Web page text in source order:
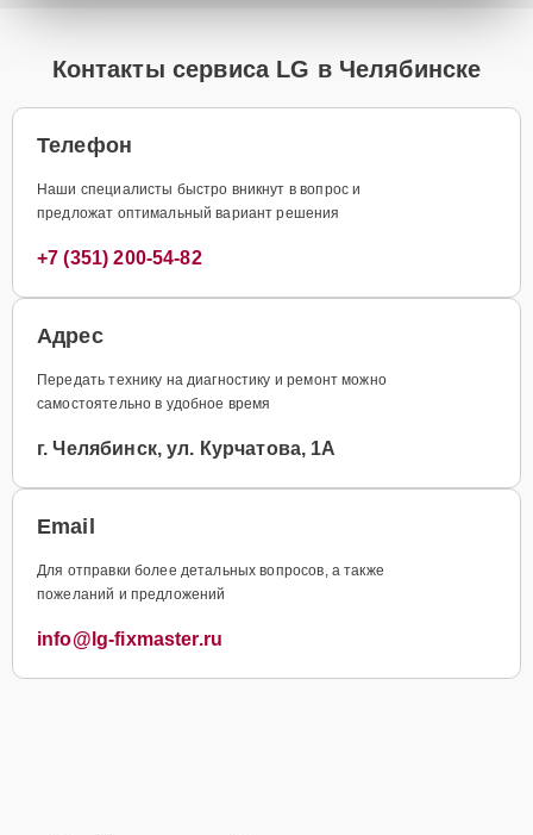
Контакты сервиса LG в Челябинске
Телефон
Наши специалисты быстро вникнут в вопрос и
предложат оптимальный вариант решения
+7 (351) 200-54-82
Адрес
Передать технику на диагностику и ремонт можно
самостоятельно в удобное время
г. Челябинск, ул. Курчатова, 1А
Email
Для отправки более детальных вопросов, а также
пожеланий и предложений
info@lg-fixmaster.ru